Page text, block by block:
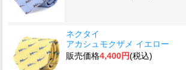
ネクタイ
アカシュモクザメ イエロー
販売価格4,400円(税込)